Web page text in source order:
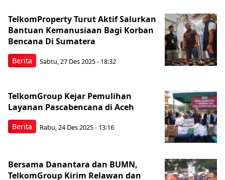
Berita
TelkomProperty Turut Aktif Salurkan
Bantuan Kemanusiaan Bagi Korban
Bencana Di Sumatera
Sabtu, 27 Des 2025 - 18:32
Berita
TelkomGroup Kejar Pemulihan
Layanan Pascabencana di Aceh
Rabu, 24 Des 2025 - 13:16
Bersama Danantara dan BUMN,
TelkomGroup Kirim Relawan dan